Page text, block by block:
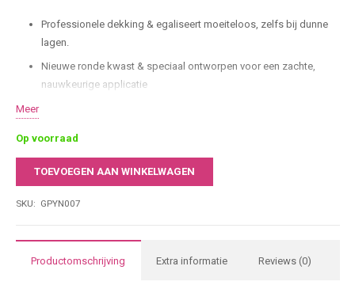
Professionele dekking & egaliseert moeiteloos, zelfs bij dunne
lagen.
Nieuwe ronde kwast & speciaal ontworpen voor een zachte,
nauwkeurige applicatie
15 ml salonformaat & ideaal voor intensief gebruik in
Meer
Op voorraad
Nails
TOEVOEGEN AAN WINKELWAGEN
SKU: GPYN007
Productomschrijving Extra informatie Reviews (0)